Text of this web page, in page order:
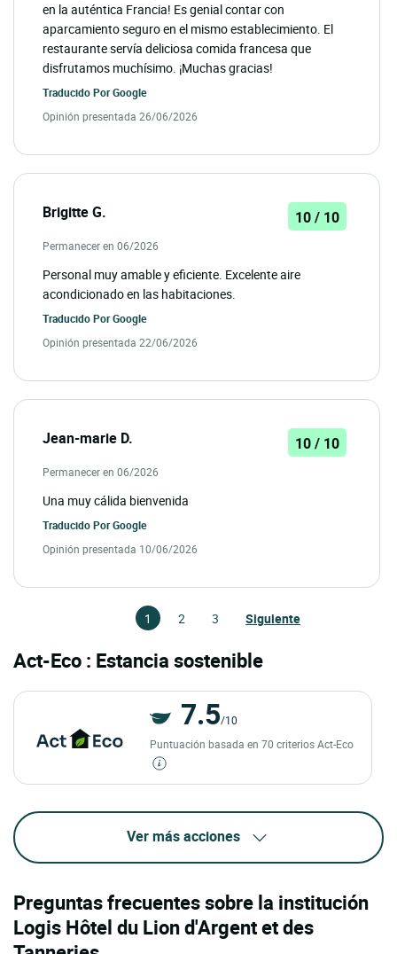
en la auténtica Francia! Es genial contar con
aparcamiento seguro en el mismo establecimiento. El
restaurante servía deliciosa comida francesa que
disfrutamos muchísimo. ¡Muchas gracias!
Traducido PorGoogle
Opinión presentada 26/06/2026
Brigitte G. 10 / 10
Permanecer en 06/2026
Personal muy amable y eficiente. Excelente aire
acondicionado en las habitaciones.
Traducido PorGoogle
Opinión presentada 22/06/2026
Jean-marie D. 10 / 10
Permanecer en 06/2026
Una muy cálida bienvenida
Traducido PorGoogle
Opinión presentada 10/06/2026
1 2 3 Siguiente
Act-Eco : Estancia sostenible
7.5/10
Puntuación basada en 70 criterios Act-Eco
Ver más acciones
Preguntas frecuentes sobre la institución
Logis Hôtel du Lion d'Argent et des